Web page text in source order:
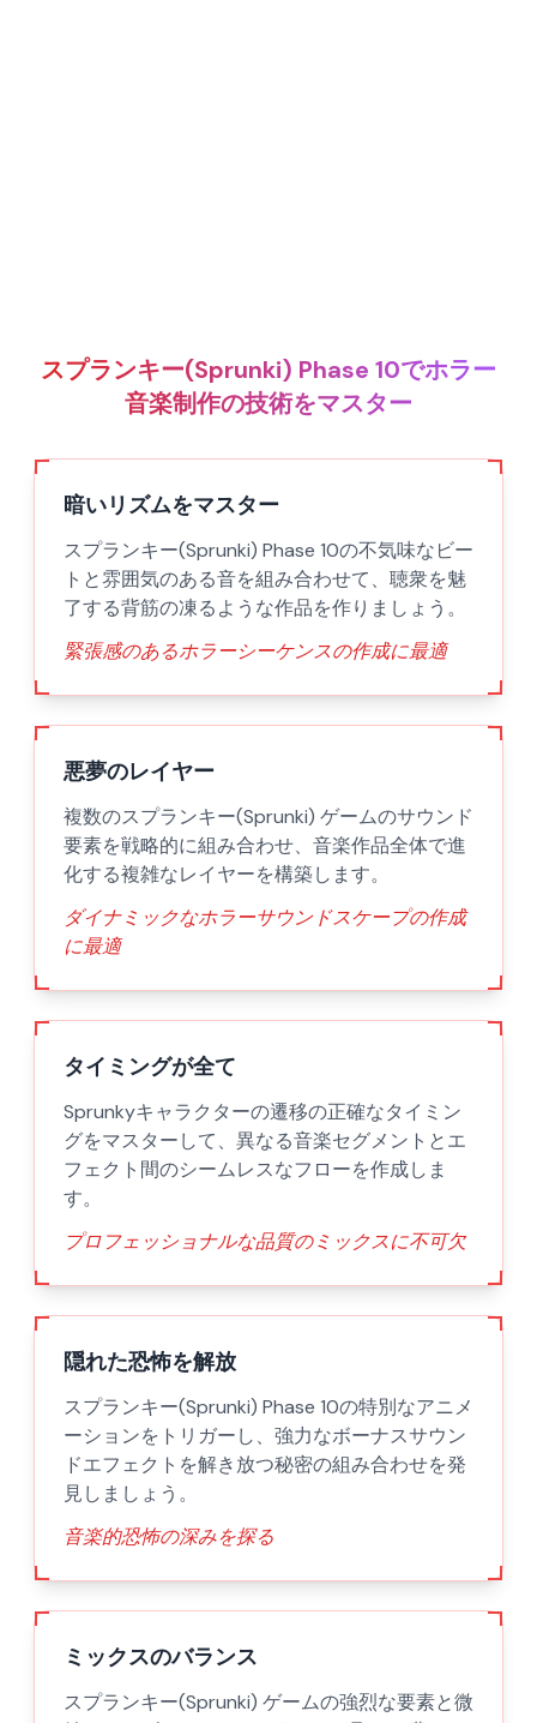
スプランキー(Sprunki) Phase 10でホラー
音楽制作の技術をマスター
暗いリズムをマスター
スプランキー(Sprunki) Phase 10の不気味なビー
トと雰囲気のある音を組み合わせて、聴衆を魅
了する背筋の凍るような作品を作りましょう。
緊張感のあるホラーシーケンスの作成に最適
悪夢のレイヤー
複数のスプランキー(Sprunki) ゲームのサウンド
要素を戦略的に組み合わせ、音楽作品全体で進
化する複雑なレイヤーを構築します。
ダイナミックなホラーサウンドスケープの作成
に最適
タイミングが全て
Sprunkyキャラクターの遷移の正確なタイミン
グをマスターして、異なる音楽セグメントとエ
フェクト間のシームレスなフローを作成しま
す。
プロフェッショナルな品質のミックスに不可欠
隠れた恐怖を解放
スプランキー(Sprunki) Phase 10の特別なアニメ
ーションをトリガーし、強力なボーナスサウン
ドエフェクトを解き放つ秘密の組み合わせを発
見しましょう。
音楽的恐怖の深みを探る
ミックスのバランス
スプランキー(Sprunki) ゲームの強烈な要素と微